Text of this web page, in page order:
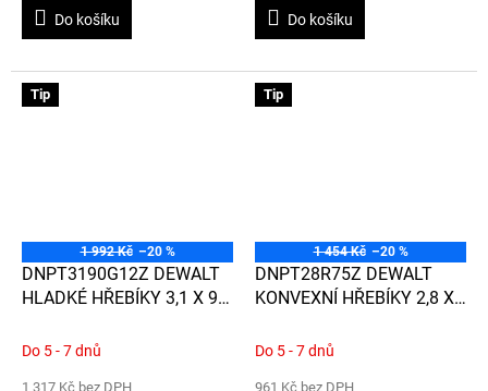
Do košíku Do košíku
Tip
1 992 Kč –20 %
DNPT3190G12Z DEWALT
HLADKÉ HŘEBÍKY 3,1 X 90,
Do 5 - 7 dnů
1 317 Kč bez DPH
Tip
1 454 Kč –20 %
DNPT28R75Z DEWALT
KONVEXNÍ HŘEBÍKY 2,8 X
Do 5 - 7 dnů
961 Kč bez DPH